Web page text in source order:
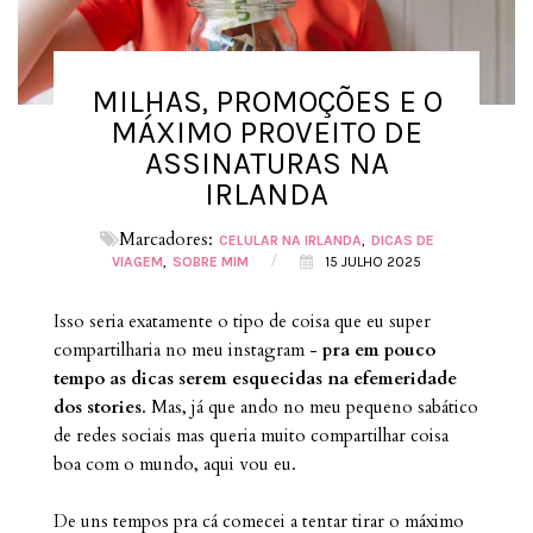
MILHAS, PROMOÇÕES E O
MÁXIMO PROVEITO DE
ASSINATURAS NA
IRLANDA
Marcadores: CELULAR NA IRLANDA
DICAS DE
VIAGEM
SOBRE MIM / 15 JULHO 2025
Isso seria exatamente o tipo de coisa que eu super
compartilharia no meu instagram - pra em pouco
tempo as dicas serem esquecidas na efemeridade
dos stories. Mas, já que ando no meu pequeno sabático
de redes sociais mas queria muito compartilhar coisa
boa com o mundo, aqui vou eu.
De uns tempos pra cá comecei a tentar tirar o máximo